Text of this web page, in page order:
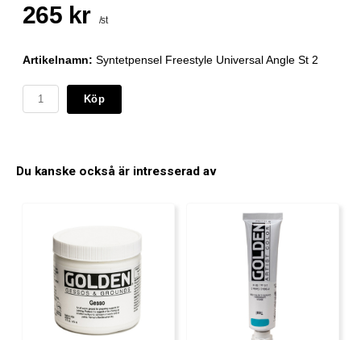
265 kr /st
Artikelnamn: Syntetpensel Freestyle Universal Angle St 2
Köp
Du kanske också är intresserad av